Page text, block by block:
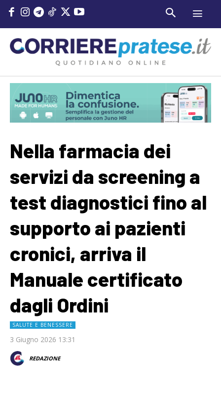
Nella farmacia dei
servizi da screening a
test diagnostici fino al
supporto ai pazienti
cronici, arriva il
Manuale certificato
dagli Ordini
SALUTE E BENESSERE
3 Giugno 2026 13:31
REDAZIONE